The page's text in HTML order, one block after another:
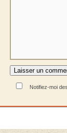
Notifiez-moi